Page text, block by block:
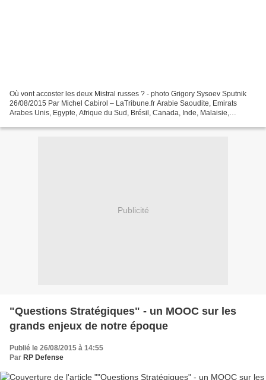
Où vont accoster les deux Mistral russes ? - photo Grigory Sysoev Sputnik
26/08/2015 Par Michel Cabirol – LaTribune.fr Arabie Saoudite, Emirats
Arabes Unis, Egypte, Afrique du Sud, Brésil, Canada, Inde, Malaisie,
Publicité
"Questions Stratégiques" - un MOOC sur les
grands enjeux de notre époque
Publié le 26/08/2015 à 14:55
Par RP Defense